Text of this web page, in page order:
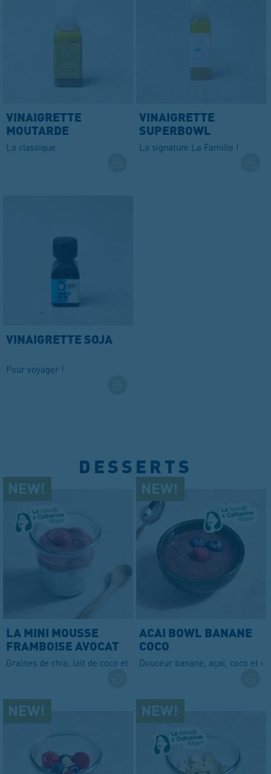
VINAIGRETTE
MOUTARDE
La classique
VINAIGRETTE
SUPERBOWL
La signature La Famille !
VINAIGRETTE SOJA
Pour voyager !
DESSERTS
LA MINI MOUSSE
FRAMBOISE AVOCAT
Graines de chia, lait de coco et mousse framboise avocat
ACAI BOWL BANANE
COCO
Douceur banane, açaï, coco et